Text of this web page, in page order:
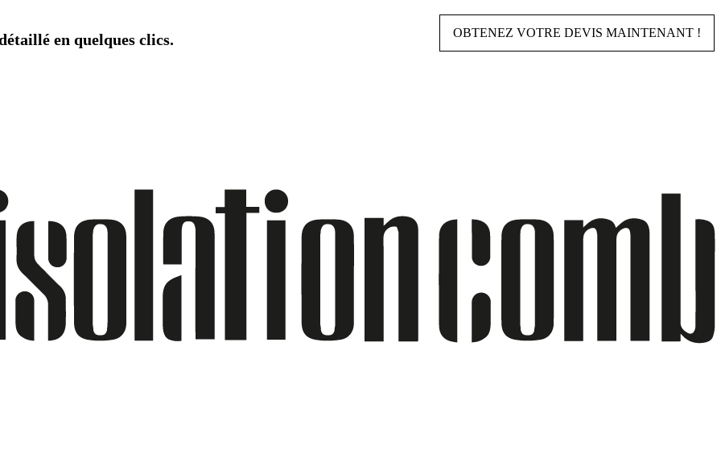
en quelques clics. OBTENEZ VOTRE DEVIS MAINTENANT !